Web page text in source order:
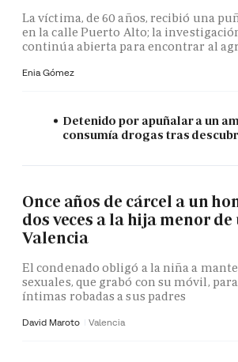
La víctima, de 60 años, recibió una
en la calle Puerto Alto; la
continúa abierta para encontrar al
Enia Gómez
Detenido por apuñalar a un
consumía drogas tras
Once años de cárcel a un
dos veces a la hija menor
Valencia
El condenado obligó a la niña a
sexuales, que grabó con su móvil,
íntimas robadas a sus padres
David Maroto Valencia